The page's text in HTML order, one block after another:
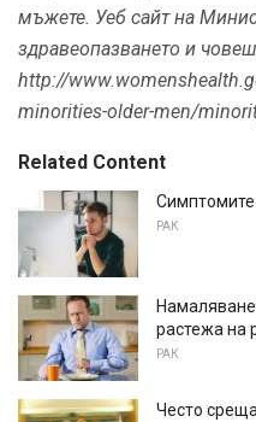
мъжете. Уеб сайт на
здравеопазването и
http://
minorities-older-men/
Related Content
Симптомите
РАК
растежа на
РАК
Често